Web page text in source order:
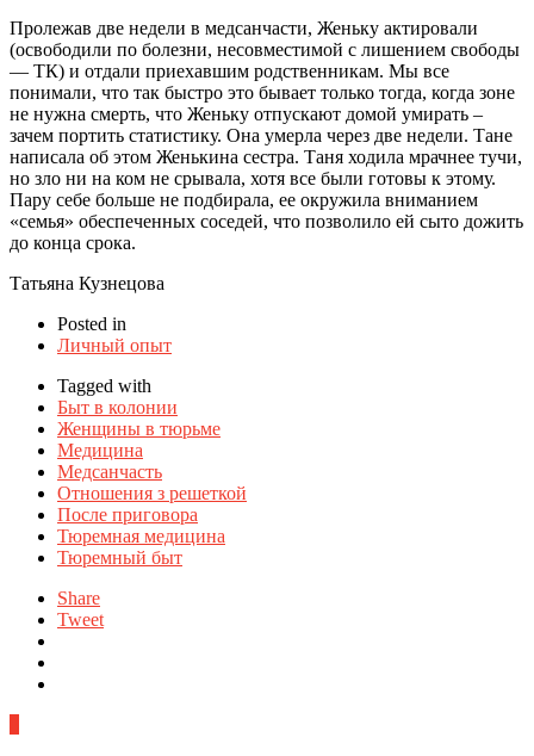
Пролежав две недели в медсанчасти, Женьку актировали
(освободили по болезни, несовместимой с лишением свободы
— ТК) и отдали приехавшим родственникам. Мы все
понимали, что так быстро это бывает только тогда, когда зоне
не нужна смерть, что Женьку отпускают домой умирать –
зачем портить статистику. Она умерла через две недели. Тане
написала об этом Женькина сестра. Таня ходила мрачнее тучи,
но зло ни на ком не срывала, хотя все были готовы к этому.
Пару себе больше не подбирала, ее окружила вниманием
«семья» обеспеченных соседей, что позволило ей сыто дожить
до конца срока.
Татьяна Кузнецова
Posted in
Личный опыт
Tagged with
Быт в колонии
Женщины в тюрьме
Медицина
Медсанчасть
Отношения з решеткой
После приговора
Тюремная медицина
Тюремный быт
Share
Tweet